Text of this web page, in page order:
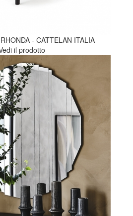
- CATTELAN ITALIA
il prodotto